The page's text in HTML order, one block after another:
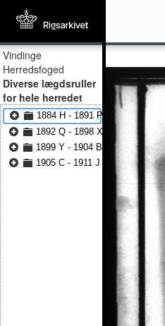
Vindinge
Herredsfoged
Diverse lægdsruller
for hele herredet
1884 H - 1891 P
1892 Q - 1898 X
1899 Y - 1904 B
1905 C - 1911 J